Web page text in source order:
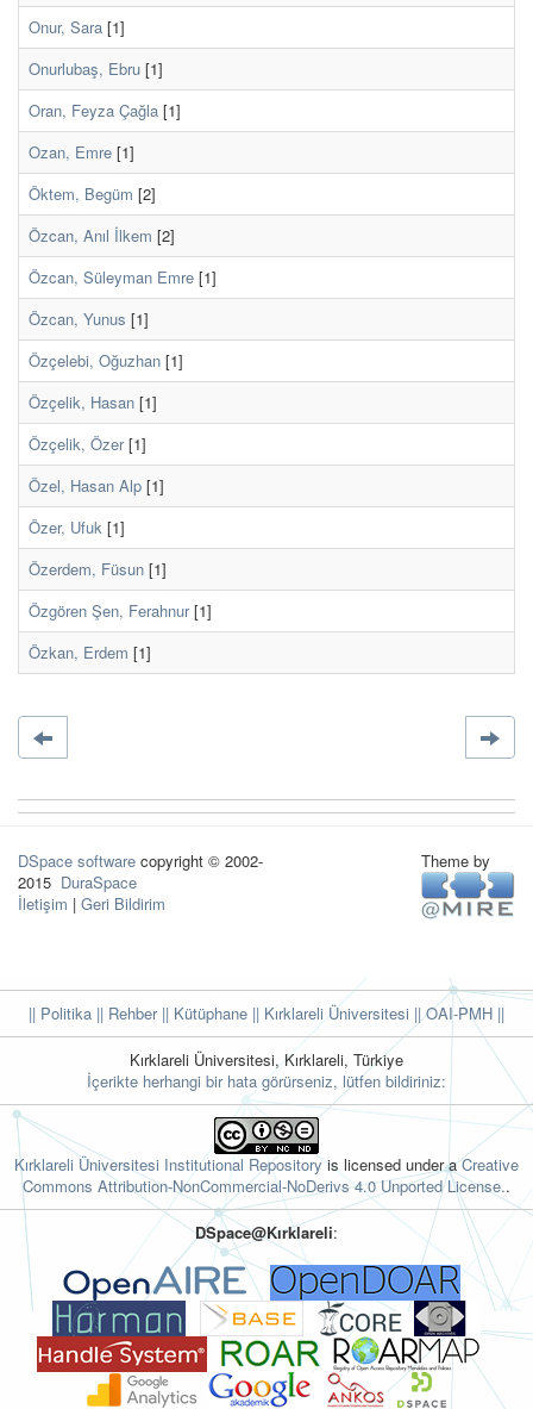
Onur, Sara [1]
Onurlubaş, Ebru [1]
Oran, Feyza Çağla [1]
Ozan, Emre [1]
Öktem, Begüm [2]
Özcan, Anıl İlkem [2]
Özcan, Süleyman Emre [1]
Özcan, Yunus [1]
Özçelebi, Oğuzhan [1]
Özçelik, Hasan [1]
Özçelik, Özer[1]
Özel, Hasan Alp [1]
Özer, Ufuk [1]
Özerdem, Füsun [1]
Özgören Şen, Ferahnur[1]
Özkan, Erdem [1]
DSpace software copyright © 2002-
2015 DuraSpace
İletişim | Geri Bildirim
Theme by
|| Politika || Rehber|| Kütüphane || Kırklareli Üniversitesi ||OAI-PMH ||
Kırklareli Üniversitesi, Kırklareli, Türkiye
İçerikte herhangi bir hata görürseniz, lütfen bildiriniz:
Kırklareli Üniversitesi Institutional Repository is licensed under aCreative
Commons Attribution-NonCommercial-NoDerivs 4.0 Unported License..
DSpace@Kırklareli: